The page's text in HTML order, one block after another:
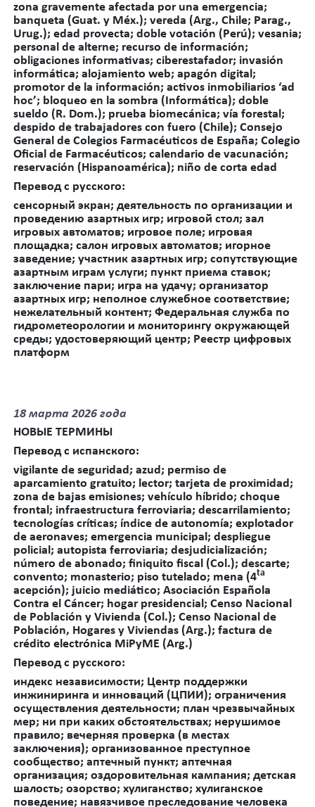
zona gravemente afectada por una emergencia;
banqueta (Guat. y Méx.); vereda (Arg., Chile; Parag.,
Urug.); edad provecta; doble votación (Perú); vesania;
personal de alterne; recurso de información;
obligaciones informativas; ciberestafador; invasión
informática; alojamiento web; apagón digital;
promotor de la información; activos inmobiliarios ‘ad
hoc’; bloqueo en la sombra (Informática); doble
sueldo (R. Dom.); prueba biomecánica; vía forestal;
despido de trabajadores con fuero (Chile); Consejo
General de Colegios Farmacéuticos de España; Colegio
Oficial de Farmacéuticos; calendario de vacunación;
reservación (Hispanoamérica); niño de corta edad
Перевод с русского:
сенсорный экран; деятельность по организации и
проведению азартных игр; игровой стол; зал
игровых автоматов; игровое поле; игровая
площадка; салон игровых автоматов; игорное
заведение; участник азартных игр; сопутствующие
азартным играм услуги; пункт приема ставок;
заключение пари; игра на удачу; организатор
азартных игр; неполное служебное соответствие;
нежелательный контент; Федеральная служба по
гидрометеорологии и мониторингу окружающей
среды; удостоверяющий центр; Реестр цифровых
платформ
18 марта 2026 года
НОВЫЕ ТЕРМИНЫ
Перевод с испанского:
vigilante de seguridad; azud; permiso de
aparcamiento gratuito; lector; tarjeta de proximidad;
zona de bajas emisiones; vehículo híbrido; choque
frontal; infraestructura ferroviaria; descarrilamiento;
tecnologías críticas; índice de autonomía; explotador
de aeronaves; emergencia municipal; despliegue
policial; autopista ferroviaria; desjudicialización;
número de abonado; finiquito fiscal (Col.); descarte;
convento; monasterio; piso tutelado; mena (4ta
acepción); juicio mediático; Asociación Española
Contra el Cáncer; hogar presidencial; Censo Nacional
de Población y Vivienda (Col.); Censo Nacional de
Población, Hogares y Viviendas (Arg.); factura de
crédito electrónica MiPyME (Arg.)
Перевод с русского:
индекс независимости; Центр поддержки
инжиниринга и инноваций (ЦПИИ); ограничения
осуществления деятельности; план чрезвычайных
мер; ни при каких обстоятельствах; нерушимое
правило; вечерняя проверка (в местах
заключения); организованное преступное
сообщество; аптечный пункт; аптечная
организация; оздоровительная кампания; детская
шалость; озорство; хулиганство; хулиганское
поведение; навязчивое преследование человека